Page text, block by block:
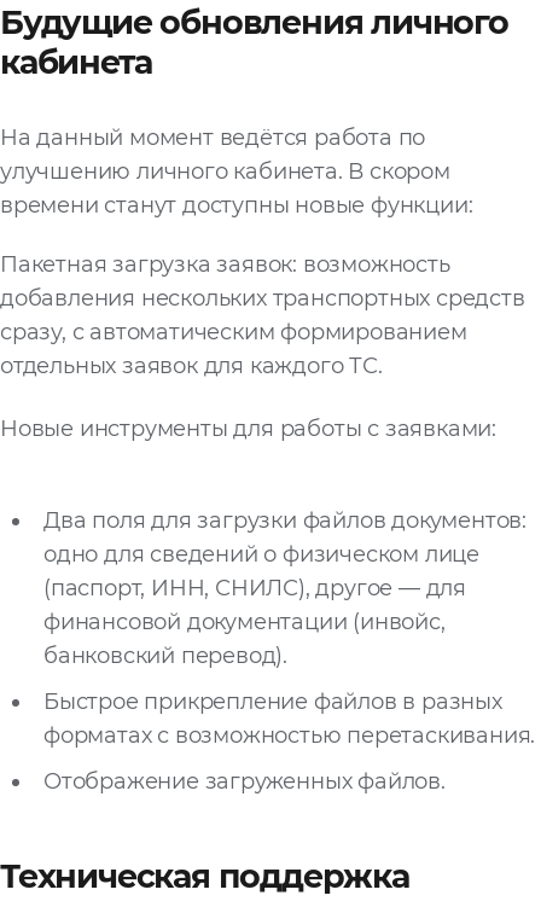
Будущие обновления личного
кабинета
На данный момент ведётся работа по
улучшению личного кабинета. В скором
времени станут доступны новые функции:
Пакетная загрузка заявок: возможность
добавления нескольких транспортных средств
сразу, с автоматическим формированием
отдельных заявок для каждого ТС.
Новые инструменты для работы с заявками:
Два поля для загрузки файлов документов:
одно для сведений о физическом лице
(паспорт, ИНН, СНИЛС), другое — для
финансовой документации (инвойс,
банковский перевод).
Быстрое прикрепление файлов в разных
форматах с возможностью перетаскивания.
Отображение загруженных файлов.
Техническая поддержка